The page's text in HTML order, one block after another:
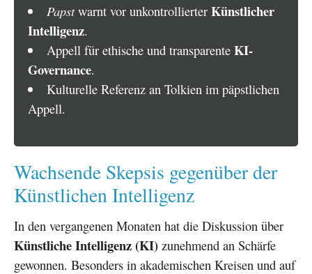
Papstwarnt vor unkontrollierter Künstlicher
Intelligenz.
Appell für ethische und transparente KI-
Governance.
Kulturelle Referenz an Tolkien im päpstlichen
Appell.
Wachsende Skepsis gegenüber der
Künstlichen Intelligenz
In den vergangenen Monaten hat die Diskussion über
Künstliche Intelligenz (KI) zunehmend an Schärfe
gewonnen. Besonders in akademischen Kreisen und auf